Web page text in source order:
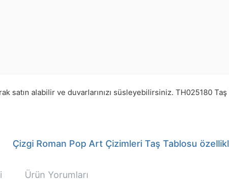
satın alabilir ve duvarlarınızı süsleyebilirsiniz. TH025180
Çizgi Roman Pop Art Çizimleri Taş Tablosu
Ürün Yorumları